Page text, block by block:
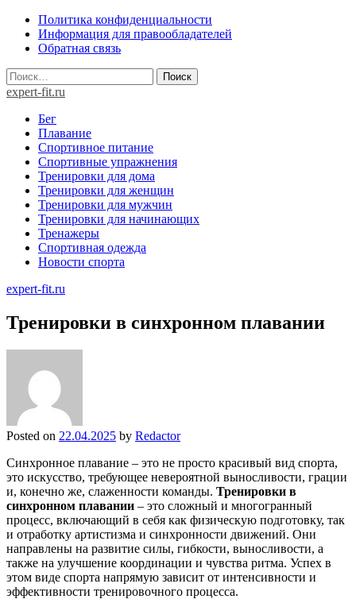
Skip
content
Политика конфиденциальности
Информация для правообладателей
Обратная связь
Найти:
expert-fit.ru
Бег
Плавание
Спортивное питание
Спортивные упражнения
Тренировки для дома
Тренировки для женщин
Тренировки для мужчин
Тренировки для начинающих
Тренажеры
Спортивная одежда
Новости спорта
expert-fit.ru
Тренировки в синхронном плавании
Posted on 22.04.2025 by Redactor
Синхронное плавание – это не просто красивый вид спорта,
это искусство, требующее невероятной выносливости, грации
и, конечно же, слаженности команды. Тренировки в
синхронном плавании – это сложный и многогранный
процесс, включающий в себя как физическую подготовку, так
и отработку артистизма и синхронности движений. Они
направлены на развитие силы, гибкости, выносливости, а
также на улучшение координации и чувства ритма. Успех в
этом виде спорта напрямую зависит от интенсивности и
эффективности тренировочного процесса.